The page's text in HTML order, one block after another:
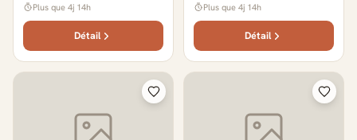
Plus que 4j 14h
Détail
Plus que 4j 14h
Détail